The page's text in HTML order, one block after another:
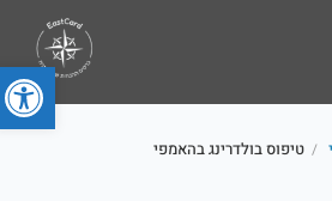
פתח
/ טיפוס בולדרינג בהאמפי